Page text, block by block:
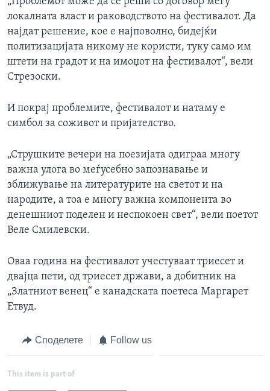
локалната власт и раководството на фестивалот. Да
најдат решение, кое е најповолно, бидејќи
политизацијата никому не користи, туку само им
штети на градот и на имоџот на фестивалот“, вели
Стрезоски.
И покрај проблемите, фестивалот и натаму е
симбол за соживот и пријателство.
„Струшките вечери на поезијата одиграа многу
важна улога во меѓусебно запознавање и
зближување на литературите на светот и на
народите, а тоа е многу важна компонента во
денешниот поделен и неспокоен свет“, вели поетот
Веле Смилевски.
Оваа година на фестивалот учестуваат триесет и
двајца пети, од триесет држави, а добитник на
„Златниот венец“ е канадската поетеса Маргарет
Етвуд.
Споделете Follow us
This item is part of